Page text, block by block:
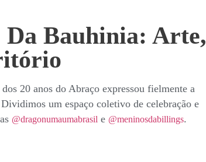
Bauhinia: Arte,
20 anos do Abraço expressou fielmente a
um espaço coletivo de celebração e
@dragonumaumabrasil e @meninosdabillings.